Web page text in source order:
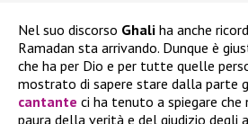
Nel suo discorso Ghali ha anche
Ramadan sta arrivando. Dunque è
che ha per Dio e per tutte quelle
mostrato di sapere stare dalla parte
cantante ci ha tenuto a spiegare che
paura della verità e del giudizio degli